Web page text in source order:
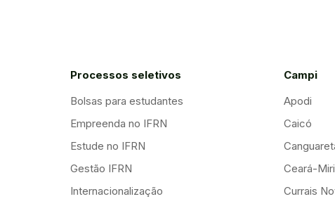
Processos seletivos
Bolsas para estudantes
Empreenda no IFRN
Estude no IFRN
Gestão IFRN
Internacionalização
Campi
Apodi
Caicó
Ceará-
Currais